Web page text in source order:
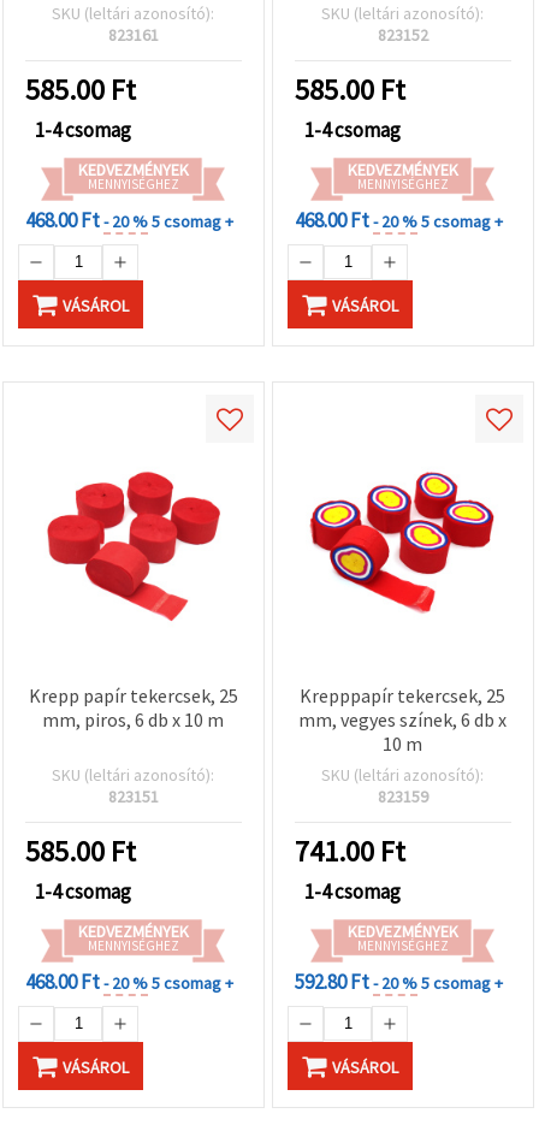
kiválasztásával
"Mentés"
gombra
kattintva.
Fogadja
mindet
Beállítások
SKU (leltári azonosító):
823161
585.00 Ft
1-4 csomag
KEDVEZMÉNYEK
MENNYISÉGHEZ
468.00 Ft- 20 %5 csomag +
VÁSÁROL
SKU (leltári azonosító):
823152
585.00 Ft
1-4 csomag
KEDVEZMÉNYEK
MENNYISÉGHEZ
468.00 Ft- 20 %5 csomag +
VÁSÁROL
Krepp papír tekercsek, 25
mm, piros, 6 db x 10 m
SKU (leltári azonosító):
823151
585.00 Ft
1-4 csomag
KEDVEZMÉNYEK
MENNYISÉGHEZ
468.00 Ft- 20 %5 csomag +
VÁSÁROL
Krepppapír tekercsek, 25
mm, vegyes színek, 6 db x
10 m
SKU (leltári azonosító):
823159
741.00 Ft
1-4 csomag
KEDVEZMÉNYEK
MENNYISÉGHEZ
592.80 Ft- 20 %5 csomag +
VÁSÁROL